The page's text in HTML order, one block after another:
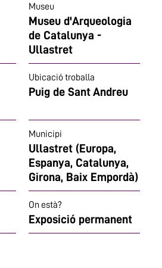
Museu
Museu d'Arqueologia
de Catalunya -
Ullastret
Ubicació troballa
Puig de Sant Andreu
Municipi
Ullastret (Europa,
Espanya, Catalunya,
Girona, Baix Empordà)
On està?
Exposició permanent